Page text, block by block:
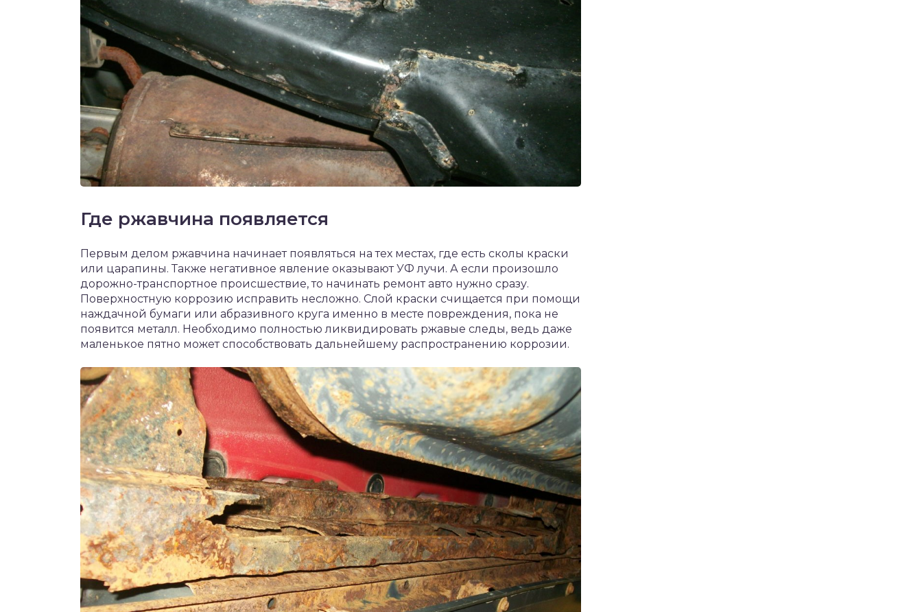
Где ржавчина появляется
Первым делом ржавчина начинает появляться на тех местах, где есть сколы краски
или царапины. Также негативное явление оказывают УФ лучи. А если произошло
дорожно-транспортное происшествие, то начинать ремонт авто нужно сразу.
Поверхностную коррозию исправить несложно. Слой краски счищается при помощи
наждачной бумаги или абразивного круга именно в месте повреждения, пока не
появится металл. Необходимо полностью ликвидировать ржавые следы, ведь даже
маленькое пятно может способствовать дальнейшему распространению коррозии.